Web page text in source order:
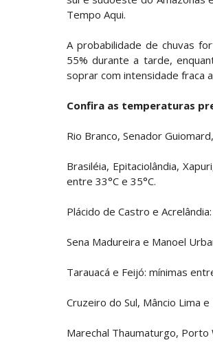
Tempo Aqui.
A probabilidade de chuvas
55% durante a tarde,
soprar com intensidade fraca
Confira as temperaturas
Rio Branco, Senador
Brasiléia, Epitaciolândia,
entre 33°C e 35°C.
Plácido de Castro e
Sena Madureira e Manoel
Tarauacá e Feijó: mínimas
Cruzeiro do Sul, Mâncio Lima
Marechal Thaumaturgo, Porto